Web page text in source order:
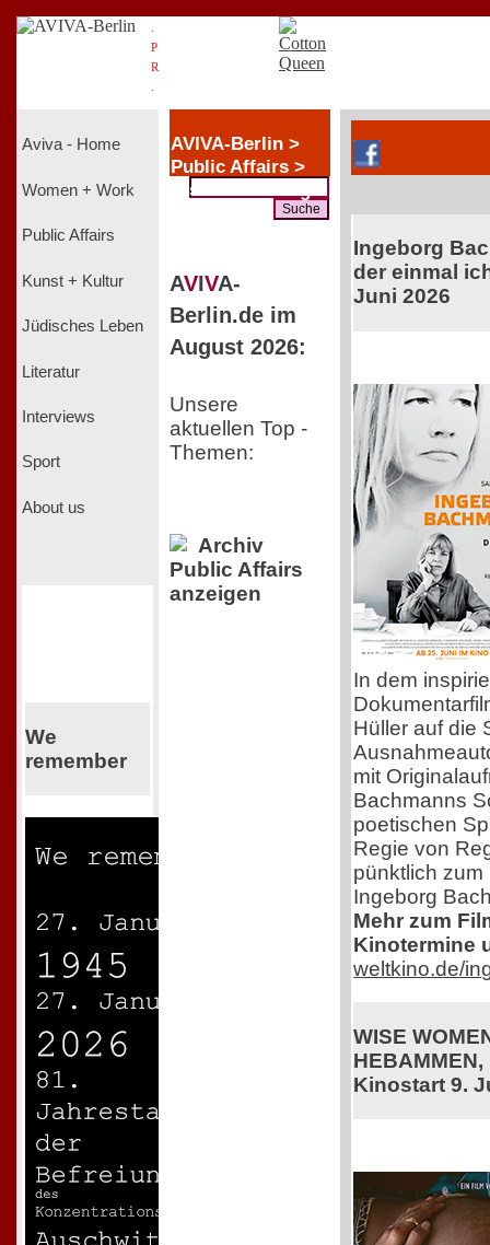
P
R
Aviva - Home
Women + Work
Public Affairs
Kunst + Kultur
Jüdisches Leben
Literatur
Interviews
Sport
About us
We
remember
AVIVA-Berlin >
Public Affairs >
Diskriminierung
AVIVA-
Berlin.de im
August 2026:
Unsere
aktuellen Top -
Themen:
Archiv
Public Affairs
anzeigen
Ingeborg
der einmal
Juni 2026
In dem
Hüller auf die
mit
Bachmanns
poetischen
Regie von
pünktlich
Ingeborg
Mehr zum
Kinotermine
weltkino.de/
WISE
Kinostart 9.